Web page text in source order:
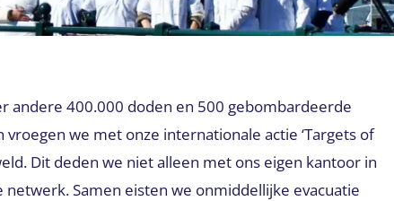
andere 400.000 doden en 500 gebombardeerde
we met onze internationale actie ‘Targets of
Dit deden we niet alleen met ons eigen kantoor in
Samen eisten we onmiddellijke evacuatie